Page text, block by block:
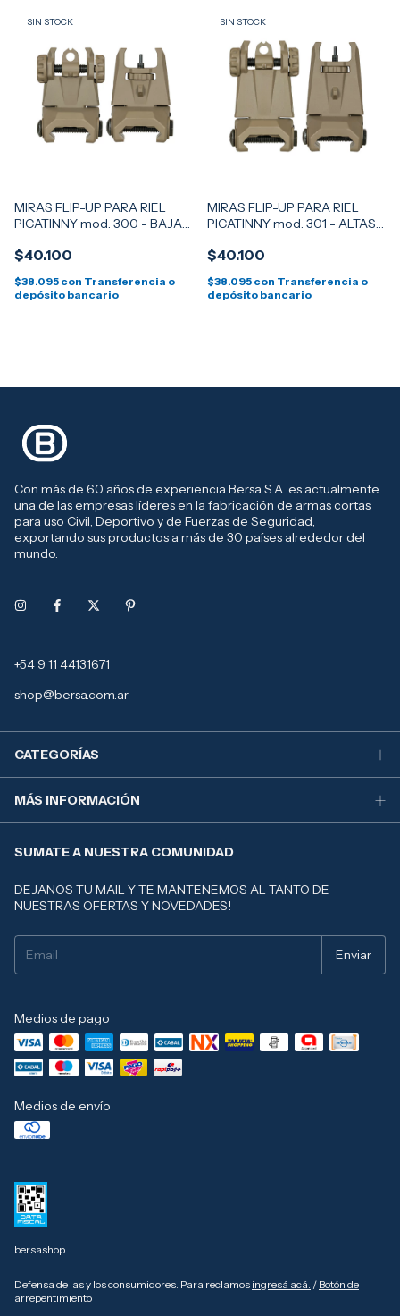
SIN STOCK
MIRAS FLIP-UP PARA RIEL
PICATINNY mod. 300 - BAJAS
$40.100
$38.095 con Transferencia o
depósito bancario
SIN STOCK
MIRAS FLIP-UP PARA RIEL
PICATINNY mod. 301 - ALTAS -
$40.100
$38.095 con Transferencia o
depósito bancario
Con más de 60 años de experiencia Bersa S.A. es actualmente
una de las empresas líderes en la fabricación de armas cortas
para uso Civil, Deportivo y de Fuerzas de Seguridad,
exportando sus productos a más de 30 países alrededor del
mundo.
+54 9 11 44131671
shop@bersa.com.ar
CATEGORÍAS
MÁS INFORMACIÓN
SUMATE A NUESTRA COMUNIDAD
DEJANOS TU MAIL Y TE MANTENEMOS AL TANTO DE
NUESTRAS OFERTAS Y NOVEDADES!
Medios de pago
Medios de envío
bersashop
Defensa de las y los consumidores. Para reclamos ingresá acá. / Botón de
arrepentimiento